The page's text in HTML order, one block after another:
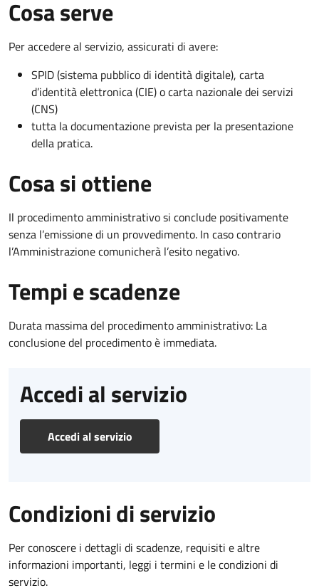
Cosa serve
Per accedere al servizio, assicurati di avere:
SPID (sistema pubblico di identità digitale), carta
d’identità elettronica (CIE) o carta nazionale dei servizi
(CNS)
tutta la documentazione prevista per la presentazione
della pratica.
Cosa si ottiene
Il procedimento amministrativo si conclude positivamente
senza l’emissione di un provvedimento. In caso contrario
l’Amministrazione comunicherà l’esito negativo.
Tempi e scadenze
Durata massima del procedimento amministrativo: La
conclusione del procedimento è immediata.
Accedi al servizio
Accedi al servizio
Condizioni di servizio
Per conoscere i dettagli di scadenze, requisiti e altre
informazioni importanti, leggi i termini e le condizioni di
servizio.